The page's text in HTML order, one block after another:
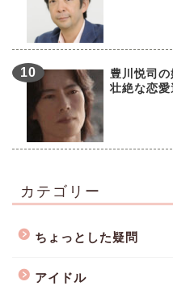
豊川悦司
壮絶な恋
カテゴリー
ちょっとした疑問
アイドル